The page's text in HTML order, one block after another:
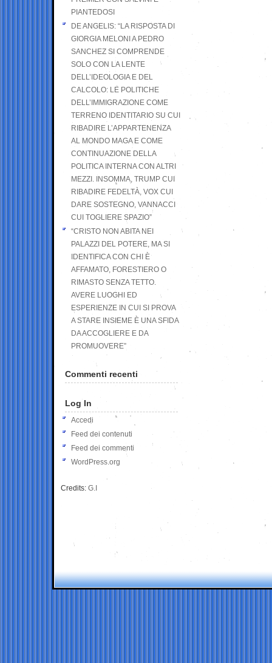
PIANTEDOSI
DE ANGELIS: “LA RISPOSTA DI
GIORGIA MELONI A PEDRO
SANCHEZ SI COMPRENDE
SOLO CON LA LENTE
DELL’IDEOLOGIA E DEL
CALCOLO: LE POLITICHE
DELL’IMMIGRAZIONE COME
TERRENO IDENTITARIO SU CUI
RIBADIRE L’APPARTENENZA
AL MONDO MAGA E COME
CONTINUAZIONE DELLA
POLITICA INTERNA CON ALTRI
MEZZI. INSOMMA, TRUMP CUI
RIBADIRE FEDELTÀ, VOX CUI
DARE SOSTEGNO, VANNACCI
CUI TOGLIERE SPAZIO”
“CRISTO NON ABITA NEI
PALAZZI DEL POTERE, MA SI
IDENTIFICA CON CHI È
AFFAMATO, FORESTIERO O
RIMASTO SENZA TETTO.
AVERE LUOGHI ED
ESPERIENZE IN CUI SI PROVA
A STARE INSIEME È UNA SFIDA
DA ACCOGLIERE E DA
PROMUOVERE”
Commenti recenti
Log In
Accedi
Feed dei contenuti
Feed dei commenti
WordPress.org
Credits: G.I